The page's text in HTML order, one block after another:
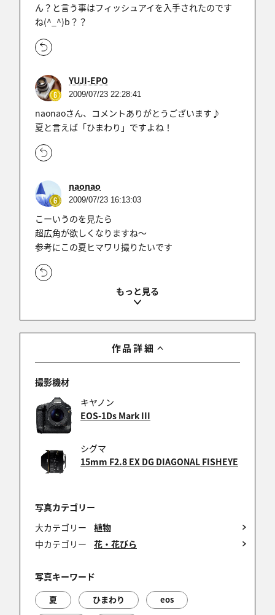
ん？と言う事はフィッシュアイを入手されたのです
ね(^_^)b？？
YUJI-EPO
2009/07/23 22:28:41
naonaoさん、コメントありがとうございます♪
夏と言えば「ひまわり」ですよね！
naonao
2009/07/23 16:13:03
こーいうのを見たら
超広角が欲しくなりますね～
参考にこの夏ヒマワリ撮りたいです
2009/05/24 08:12:40
去年の夏は、この撮り方がマイブームでした(^^;
YUJI-EPO
2009/05/23 19:42:08
滝原逸郎さん、コメントありがとうございます。
日中シンクロで背景をドカンと落としてるのでこん
な感じに仕上がりました♪
滝原逸郎
2009/05/23 19:15:46
いですね(^^)
作品詳細
撮影機材
キヤノン
EOS-1Ds Mark III
シグマ
15mm F2.8 EX DG DIAGONAL FISHEYE
写真カテゴリー
大カテゴリー
植物
中カテゴリー
花・花びら
写真キーワード
夏 ひまわり
eos